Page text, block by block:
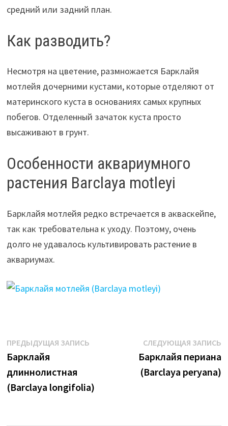
средний или задний план.
Как разводить?
Несмотря на цветение, размножается Барклайя
мотлейя дочерними кустами, которые отделяют от
материнского куста в основаниях самых крупных
побегов. Отделенный зачаток куста просто
высаживают в грунт.
Особенности аквариумного
растения Barclaya motleyi
Барклайя мотлейя редко встречается в акваскейпе,
так как требовательна к уходу. Поэтому, очень
долго не удавалось культивировать растение в
аквариумах.
Навигация
по
записям
ПРЕДЫДУЩАЯ ЗАПИСЬПредыдущая
Барклайя
длиннолистная
(Barclaya longifolia)
СЛЕДУЮЩАЯ ЗАПИСЬ
Барклайя периана
(Barclaya peryana)